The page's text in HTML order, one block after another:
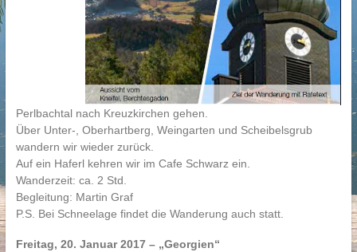
Perlbachtal nach Kreuzkirchen gehen.
Über Unter-, Oberhartberg, Weingarten und Scheibelsgrub
wandern wir wieder zurück.
Auf ein Haferl kehren wir im Cafe Schwarz ein.
Wanderzeit: ca. 2 Std.
Begleitung: Martin Graf
P.S. Bei Schneelage findet die Wanderung auch statt.
Freitag, 20. Januar 2017 – „Georgien“